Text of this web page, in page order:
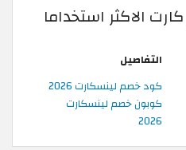
الاكثر استخداما
التفاصيل
كود خصم لينسكارت 2026
كوبون خصم لينسكارت
2026